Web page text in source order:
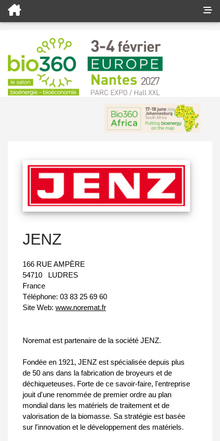
JENZ
166 RUE AMPÈRE
54710
LUDRES
France
Téléphone: 03 83 25 69 60
Site Web: www.noremat.fr
Noremat est partenaire de la société JENZ.
Fondée en 1921, JENZ est spécialisée depuis plus
de 50 ans dans la fabrication de broyeurs et de
déchiqueteuses. Forte de ce savoir-faire, l'entreprise
jouit d'une renommée de premier ordre au plan
mondial dans les matériels de traitement et de
valorisation de la biomasse. Sa stratégie est basée
sur l'innovation et le développement des matériels.